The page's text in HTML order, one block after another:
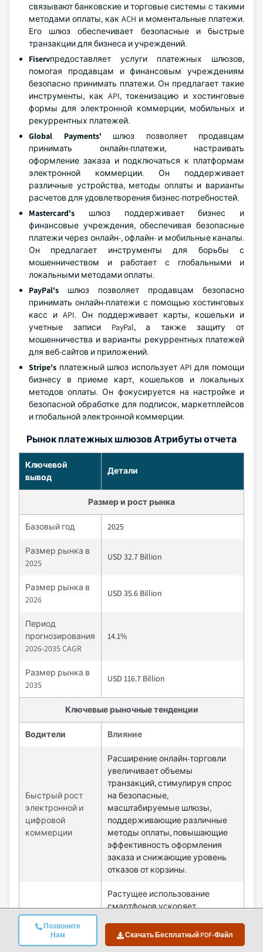
Позвоните
Нам
Скачать Бесплатный PDF-Файл
связывают банковские и торговые системы с такими
методами оплаты, как ACH и моментальные платежи.
Его шлюз обеспечивает безопасные и быстрые
транзакции для бизнеса и учреждений.
Fiservпредоставляет услуги платежных шлюзов,
помогая продавцам и финансовым учреждениям
безопасно принимать платежи. Он предлагает такие
инструменты, как API, токенизацию и хостинговые
формы для электронной коммерции, мобильных и
рекуррентных платежей.
Global Payments' шлюз позволяет продавцам
принимать онлайн-платежи, настраивать
оформление заказа и подключаться к платформам
электронной коммерции. Он поддерживает
различные устройства, методы оплаты и варианты
расчетов для удовлетворения бизнес-потребностей.
Mastercard's шлюз поддерживает бизнес и
финансовые учреждения, обеспечивая безопасные
платежи через онлайн-, офлайн- и мобильные каналы.
Он предлагает инструменты для борьбы с
мошенничеством и работает с глобальными и
локальными методами оплаты.
PayPal's шлюз позволяет продавцам безопасно
принимать онлайн-платежи с помощью хостинговых
касс и API. Он поддерживает карты, кошельки и
учетные записи PayPal, а также защиту от
мошенничества и варианты рекуррентных платежей
для веб-сайтов и приложений.
Stripe's платежный шлюз использует API для помощи
бизнесу в приеме карт, кошельков и локальных
методов оплаты. Он фокусируется на настройке и
безопасной обработке для подписок, маркетплейсов
и глобальной электронной коммерции.
Рынок платежных шлюзов Атрибуты отчета
Ключевой
вывод
Детали
Размер и рост рынка
Базовый год 2025
Размер рынка в
2025
USD 32.7 Billion
Размер рынка в
2026
USD 35.6 Billion
Период
прогнозирования
2026-2035 CAGR
14.1%
Размер рынка в
2035
USD 116.7 Billion
Ключевые рыночные тенденции
Водители Влияние
Быстрый рост
электронной и
цифровой
коммерции
Расширение онлайн-торговли
увеличивает объемы
транзакций, стимулируя спрос
на безопасные,
масштабируемые шлюзы,
поддерживающие различные
методы оплаты, повышающие
эффективность оформления
заказа и снижающие уровень
отказов от корзины.
Адаптация
мобильных
Растущее использование
смартфонов ускоряет
заставляя шлюзы